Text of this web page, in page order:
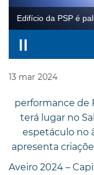
Edifício da PSP é
13 mar 2024
performance de
terá lugar no
espetáculo no
apresenta
Aveiro 2024 –